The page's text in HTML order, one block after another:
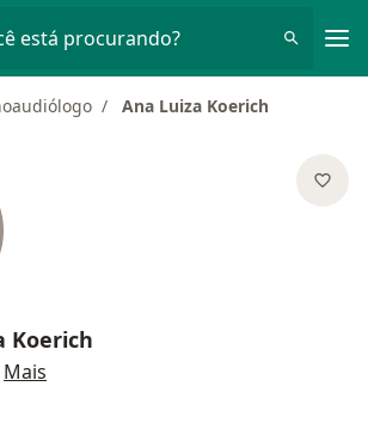
está procurando?
Ana Luiza Koerich
Koerich
Mais